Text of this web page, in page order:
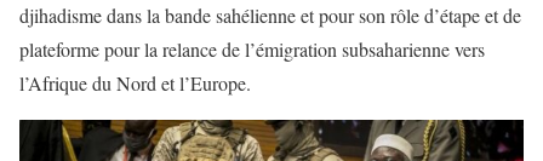
djihadisme dans la bande sahélienne et pour son rôle d’étape et de
plateforme pour la relance de l’émigration subsaharienne vers
l’Afrique du Nord et l’Europe.